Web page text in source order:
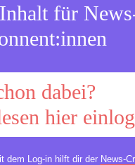
für
dabei?
hier
dem Log-in hilft dir der News-